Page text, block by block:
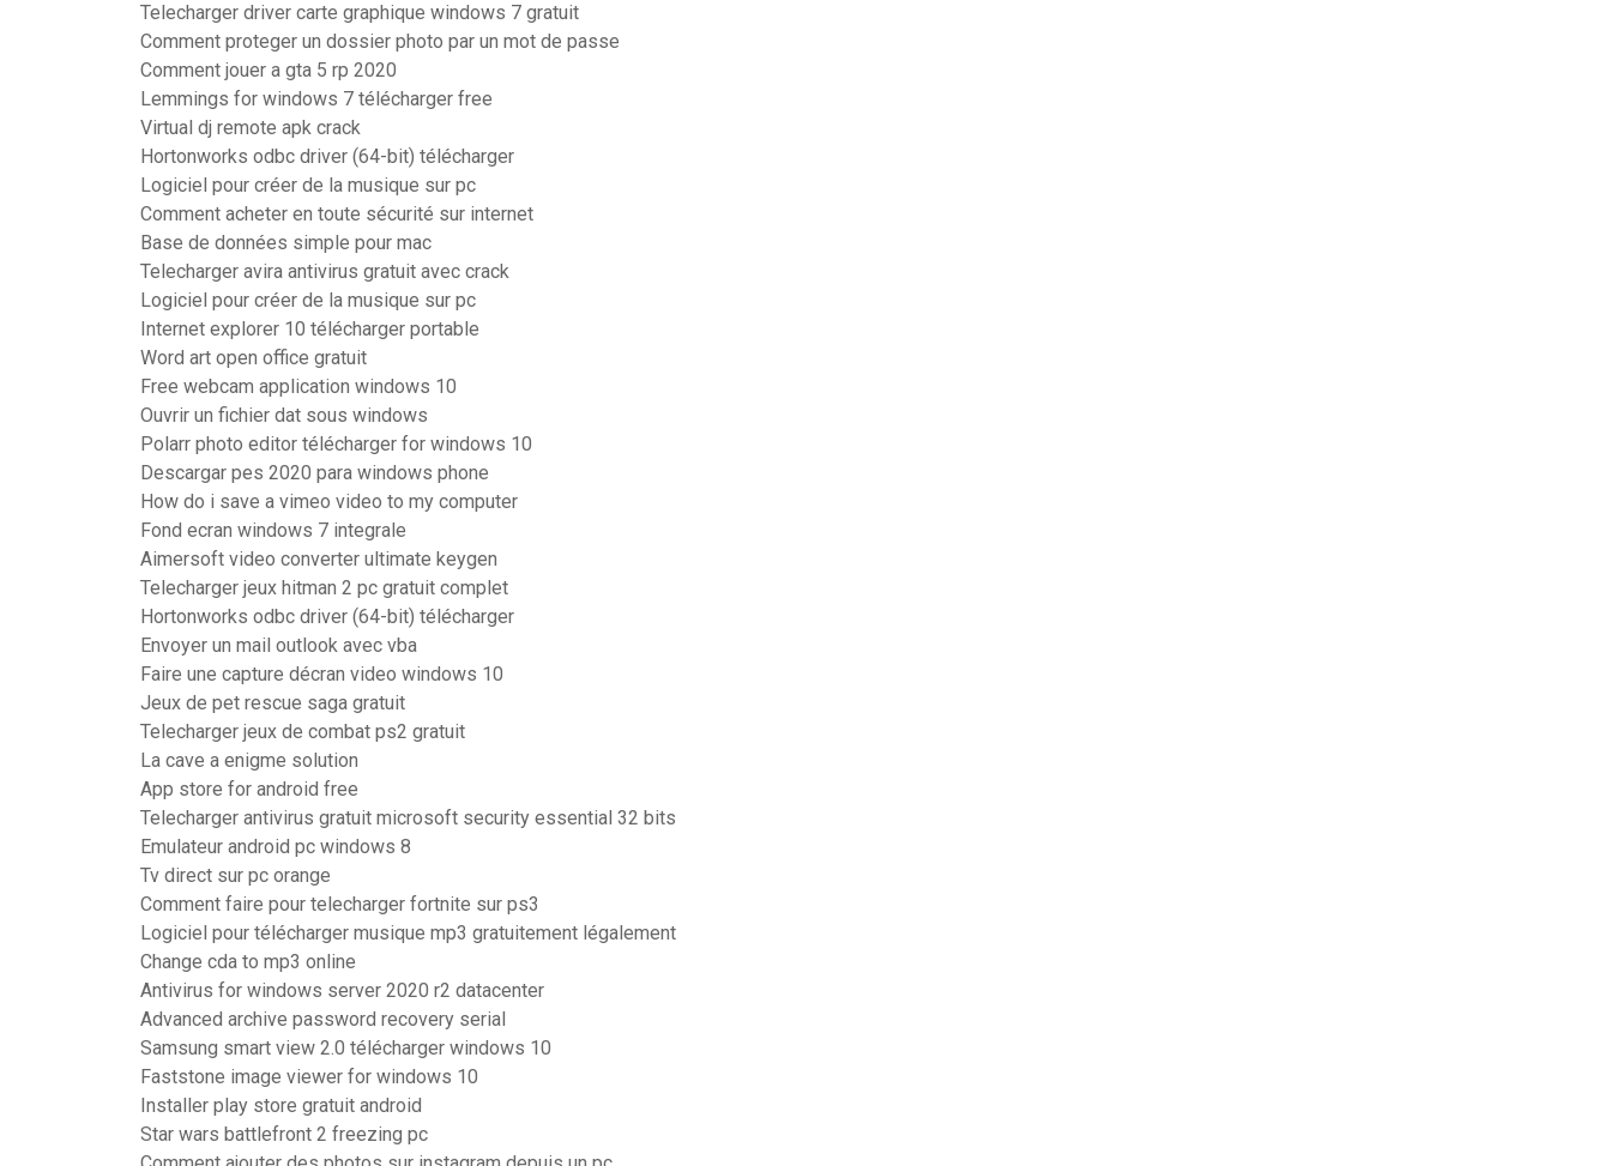
Telecharger driver carte graphique windows 7 gratuit
Comment proteger un dossier photo par un mot de passe
Comment jouer a gta 5 rp 2020
Lemmings for windows 7 télécharger free
Virtual dj remote apk crack
Hortonworks odbc driver (64-bit) télécharger
Logiciel pour créer de la musique sur pc
Comment acheter en toute sécurité sur internet
Base de données simple pour mac
Telecharger avira antivirus gratuit avec crack
Logiciel pour créer de la musique sur pc
Internet explorer 10 télécharger portable
Word art open office gratuit
Free webcam application windows 10
Ouvrir un fichier dat sous windows
Polarr photo editor télécharger for windows 10
Descargar pes 2020 para windows phone
How do i save a vimeo video to my computer
Fond ecran windows 7 integrale
Aimersoft video converter ultimate keygen
Telecharger jeux hitman 2 pc gratuit complet
Hortonworks odbc driver (64-bit) télécharger
Envoyer un mail outlook avec vba
Faire une capture décran video windows 10
Jeux de pet rescue saga gratuit
Telecharger jeux de combat ps2 gratuit
La cave a enigme solution
App store for android free
Telecharger antivirus gratuit microsoft security essential 32 bits
Emulateur android pc windows 8
Tv direct sur pc orange
Comment faire pour telecharger fortnite sur ps3
Logiciel pour télécharger musique mp3 gratuitement légalement
Change cda to mp3 online
Antivirus for windows server 2020 r2 datacenter
Advanced archive password recovery serial
Samsung smart view 2.0 télécharger windows 10
Faststone image viewer for windows 10
Installer play store gratuit android
Star wars battlefront 2 freezing pc